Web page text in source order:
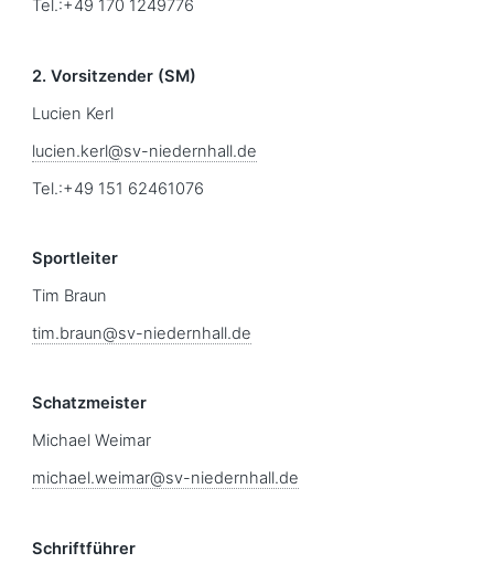
Tel.:+49 170 1249776
2. Vorsitzender (SM)
Lucien Kerl
lucien.kerl@sv-niedernhall.de
Tel.:+49 151 62461076
Sportleiter
Tim Braun
tim.braun@sv-niedernhall.de
Schatzmeister
Michael Weimar
michael.weimar@sv-niedernhall.de
Schriftführer